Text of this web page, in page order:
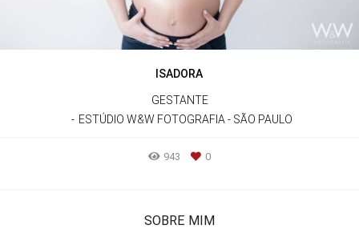
ISADORA
GESTANTE
ESTÚDIO W&W FOTOGRAFIA - SÃO PAULO
943 0
SOBRE MIM